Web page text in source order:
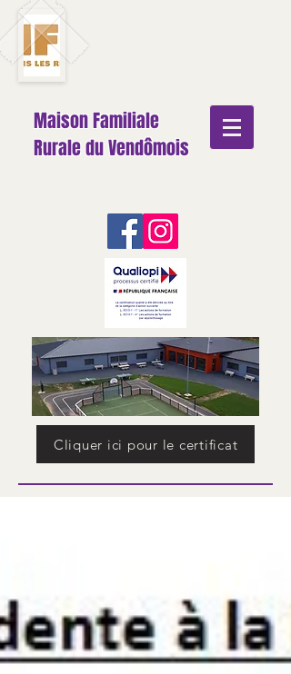
Maison Familiale
Rurale du Vendômois
Cliquer ici pour le certificat